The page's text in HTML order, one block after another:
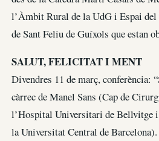
l’Àmbit Rural de la UdG i Espai
de Sant Feliu de Guíxols que estan
SALUT, FELICITAT I MENT
Divendres 11 de març, conferència:
càrrec de Manel Sans (Cap de
l’Hospital Universitari de Bellvitge
la Universitat Central de Barcelona).